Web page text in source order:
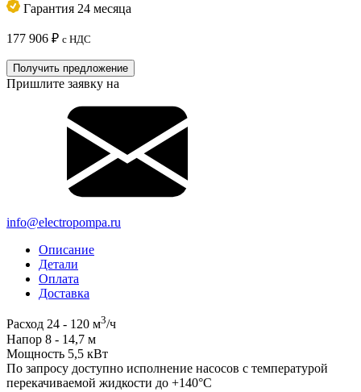
Гарантия 24 месяца
177 906 ₽ с НДС
Получить предложение
Пришлите заявку на
info@electropompa.ru
Описание
Детали
Оплата
Доставка
Расход 24 - 120 м3/ч
Напор 8 - 14,7 м
Мощность 5,5 кВт
По запросу доступно исполнение насосов с температурой
перекачиваемой жидкости до +140°C